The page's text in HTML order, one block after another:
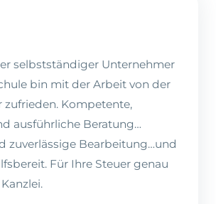
selbstständiger Unternehmer
bin mit der Arbeit von der
zufrieden. Kompetente,
ausführliche Beratung…
zuverlässige Bearbeitung…und
Für Ihre Steuer genau